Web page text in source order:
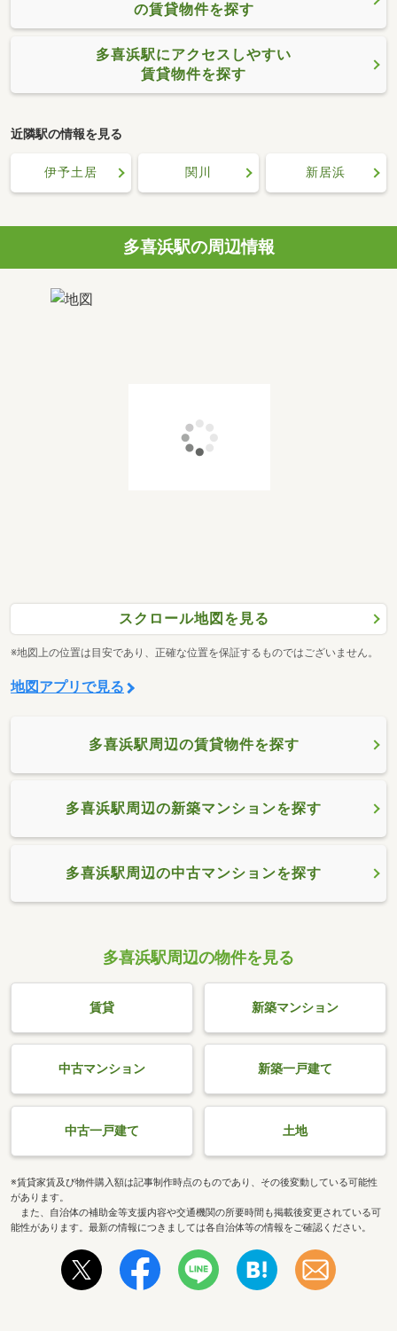
の賃貸物件を探す
多喜浜駅にアクセスしやすい
賃貸物件を探す
近隣駅の情報を見る
伊予土居 関川 新居浜
多喜浜駅の周辺情報
スクロール地図を見る
※地図上の位置は目安であり、正確な位置を保証するものではございません。
地図アプリで見る
多喜浜駅周辺の賃貸物件を探す
多喜浜駅周辺の新築マンションを探す
多喜浜駅周辺の中古マンションを探す
多喜浜駅周辺の物件を見る
賃貸 新築マンション
中古マンション 新築一戸建て
中古一戸建て 土地
※賃貸家賃及び物件購入額は記事制作時点のものであり、その後変動している可能性
があります。
また、自治体の補助金等支援内容や交通機関の所要時間も掲載後変更されている可
能性があります。最新の情報につきましては各自治体等の情報をご確認ください。